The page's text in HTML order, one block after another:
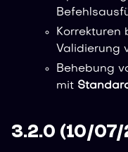
Korrekturen
Validierung
Behebung
mit
3.2.0 (10/